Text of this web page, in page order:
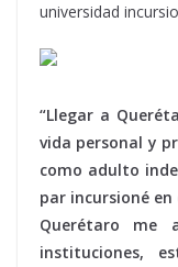
universidad
“Llegar a
vida personal y
como adulto
par incursioné
Querétaro me
instituciones,